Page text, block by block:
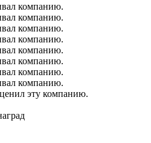
компанию.
компанию.
компанию.
компанию.
компанию.
компанию.
компанию.
компанию.
эту компанию.